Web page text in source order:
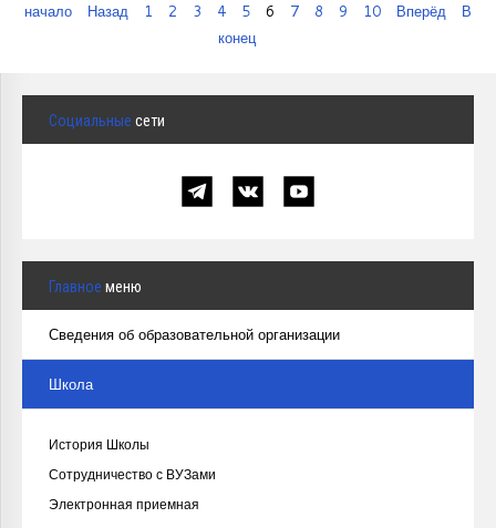
начало
Назад 1 2 3 4 5 6 7 8 9 10 Вперёд
В
конец
Социальные сети
Главное меню
Сведения об образовательной организации
Школа
История Школы
Сотрудничество с ВУЗами
Электронная приемная